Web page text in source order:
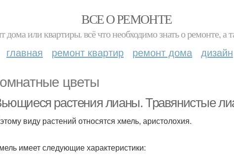
ВСЕ О РЕМОНТЕ
дома или квартиры. всё что необходимо знать о ремонте,
главная ремонт квартир ремонт дома дизайн
цветы
растения лианы. Травянистые
виду растений относятся хмель, аристолохия.
имеет следующие характеристики: